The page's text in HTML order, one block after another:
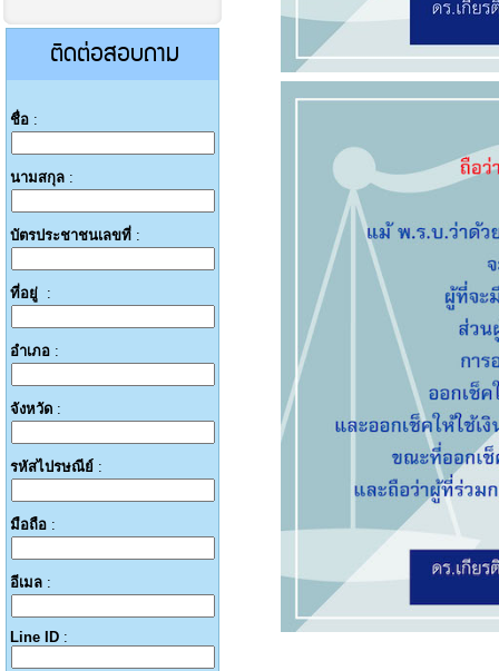
ติดต่อสอบถาม
ชื่อ :
นามสกุล :
บัตรประชาชนเลขที่ :
ที่อยู่ :
อำเภอ :
จังหวัด :
รหัสไปรษณีย์ :
มือถือ :
อีเมล :
Line ID :